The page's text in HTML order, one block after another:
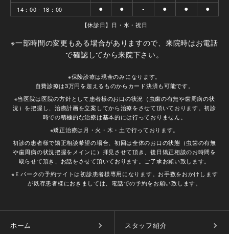
14：00 - 18：00 ● ● - ● ● ●
【休診日】日・水・祝日
※一部時間の変更もある場合がありますので、来院時はお電話
で確認してから来院下さい。
※保険診療は現金のみになります。
自費診療は3万円を超えるものからカード決済も可能です。
※当医院は医院の方針として患者様のお口の状況（虫歯の有無や歯周病の状
況）を把握し、治療計画を立案してから治療をさせて頂いております。初診
時での積極的な治療は基本的には行っておりません。
※矯正治療は月・火・木・土で行っております。
初診の患者様で矯正相談希望の場合、初回は全体のお口の状態（虫歯の有無
や歯周病の状況把握をメインに）拝見させて頂き、後日矯正相談のお時間を
取らせて頂き、お話をさせて頂いております。ご了承お願い致します。
※Ｅパークの予約サイトは初診患者様専用になります。お手数をおかけします
が既存患者様におきましては、電話での予約をお願い致します。
ホーム スタッフ紹介